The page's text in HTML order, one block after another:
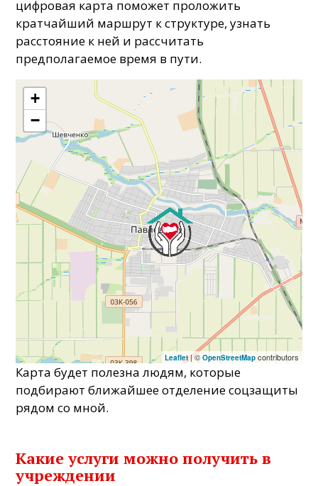
цифровая карта поможет проложить
кратчайший маршрут к структуре, узнать
расстояние к ней и рассчитать
предполагаемое время в пути.
+
−
Leaflet| © OpenStreetMapcontributors
Карта будет полезна людям, которые
подбирают ближайшее отделение соцзащиты
рядом со мной.
Какие услуги можно получить в
учреждении